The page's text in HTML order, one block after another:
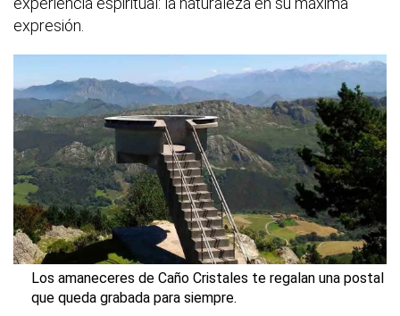
expresión.
Los amaneceres de Caño Cristales te regalan una postal
que queda grabada para siempre.